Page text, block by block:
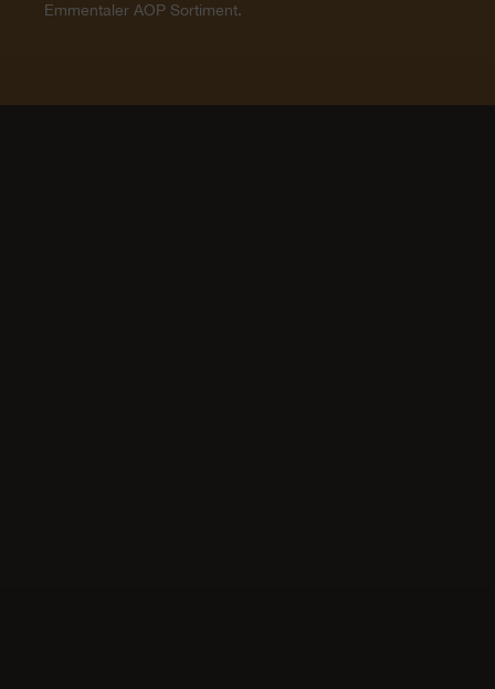
Emmentaler AOP Sortiment.